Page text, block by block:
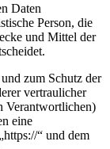
Daten
Person, die
und Mittel der
zum Schutz der
vertraulicher
Verantwortlichen)
eine
“ und dem